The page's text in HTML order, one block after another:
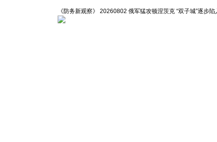
《防务新观察》 20260802 俄军猛攻顿涅茨克 “双子城”逐步